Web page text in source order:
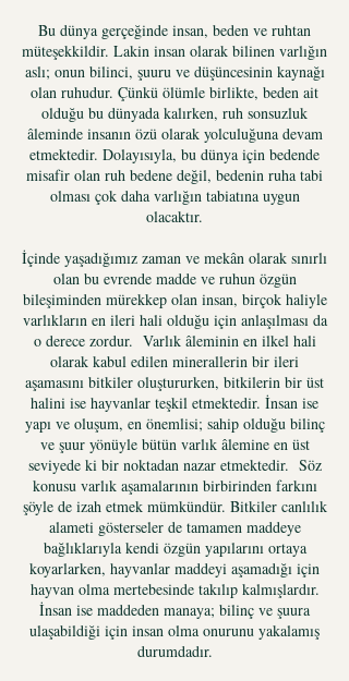
Bu dünya gerçeğinde insan, beden ve ruhtan
müteşekkildir. Lakin insan olarak bilinen varlığın
aslı; onun bilinci, şuuru ve düşüncesinin kaynağı
olan ruhudur. Çünkü ölümle birlikte, beden ait
olduğu bu dünyada kalırken, ruh sonsuzluk
âleminde insanın özü olarak yolculuğuna devam
etmektedir. Dolayısıyla, bu dünya için bedende
misafir olan ruh bedene değil, bedenin ruha tabi
olması çok daha varlığın tabiatına uygun
olacaktır.
İçinde yaşadığımız zaman ve mekân olarak sınırlı
olan bu evrende madde ve ruhun özgün
bileşiminden mürekkep olan insan, birçok haliyle
varlıkların en ileri hali olduğu için anlaşılması da
o derece zordur. Varlık âleminin en ilkel hali
olarak kabul edilen minerallerin bir ileri
aşamasını bitkiler oluştururken, bitkilerin bir üst
halini ise hayvanlar teşkil etmektedir. İnsan ise
yapı ve oluşum, en önemlisi; sahip olduğu bilinç
ve şuur yönüyle bütün varlık âlemine en üst
seviyede ki bir noktadan nazar etmektedir. Söz
konusu varlık aşamalarının birbirinden farkını
şöyle de izah etmek mümkündür. Bitkiler canlılık
alameti gösterseler de tamamen maddeye
bağlıklarıyla kendi özgün yapılarını ortaya
koyarlarken, hayvanlar maddeyi aşamadığı için
hayvan olma mertebesinde takılıp kalmışlardır.
İnsan ise maddeden manaya; bilinç ve şuura
ulaşabildiği için insan olma onurunu yakalamış
durumdadır.